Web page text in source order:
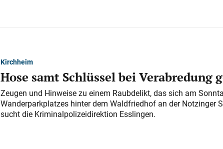
Kirchheim
Hose samt Schlüssel bei Verabredung
Zeugen und Hinweise zu einem Raubdelikt, das sich am
Wanderparkplatzes hinter dem Waldfriedhof an der Notzinger
sucht die Kriminalpolizeidirektion Esslingen.